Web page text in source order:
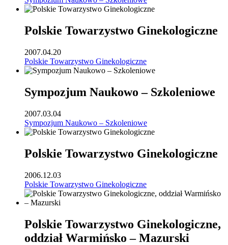
Polskie Towarzystwo Ginekologiczne
2007.04.20
Polskie Towarzystwo Ginekologiczne
Sympozjum Naukowo – Szkoleniowe
2007.03.04
Sympozjum Naukowo – Szkoleniowe
Polskie Towarzystwo Ginekologiczne
2006.12.03
Polskie Towarzystwo Ginekologiczne
Polskie Towarzystwo Ginekologiczne,
oddział Warmińsko – Mazurski